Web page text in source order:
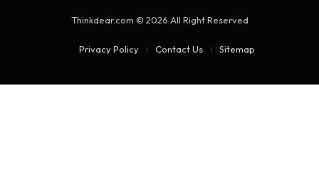
Thinkdear.com © 2026 All Right Reserved
Privacy Policy Contact Us Sitemap